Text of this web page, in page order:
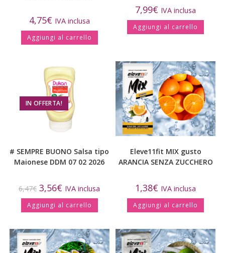
4,75€ IVA inclusa
Aggiungi al carrello
7,99€ IVA inclusa
Aggiungi al carrello
IN OFFERTA!
# SEMPRE BUONO Salsa tipo
Maionese DDM 07 02 2026
6,47€ 3,56€ IVA inclusa
Aggiungi al carrello
Eleve11fit MIX gusto
ARANCIA SENZA ZUCCHERO
1,38€ IVA inclusa
Aggiungi al carrello